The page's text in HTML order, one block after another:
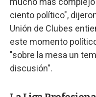
ciento político",
Unión de Clubes
este momento
"sobre la mesa un
discusión".